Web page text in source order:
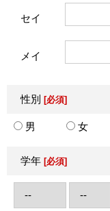
セイ
メイ
性別 [必須]
男 女
学年 [必須]